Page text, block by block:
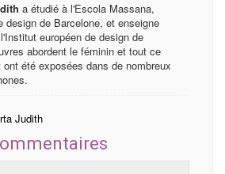
a étudié à l'Escola Massana,
design de Barcelone, et enseigne
européen de design de
abordent le féminin et tout ce
été exposées dans de nombreux
Judith